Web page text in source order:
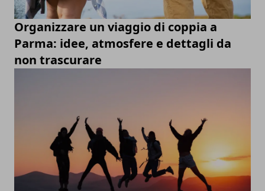
Organizzare un viaggio di coppia a
Parma: idee, atmosfere e dettagli da
non trascurare